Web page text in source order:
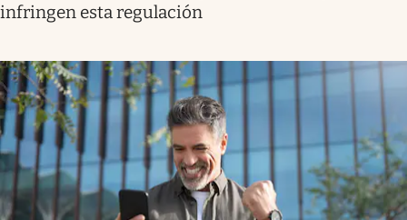
infringen esta regulación